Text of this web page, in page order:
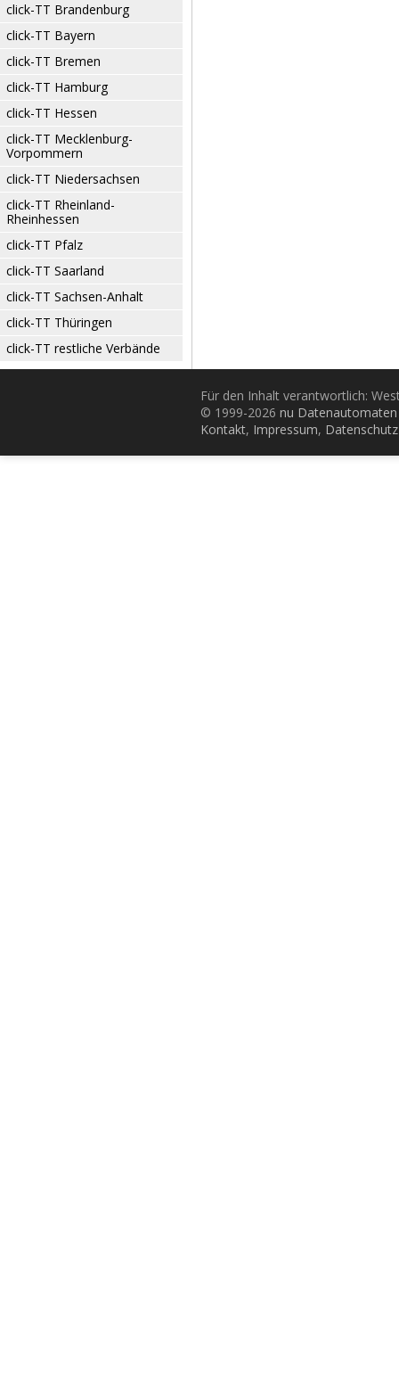
click-TT Brandenburg
click-TT Bayern
click-TT Bremen
click-TT Hamburg
click-TT Hessen
click-TT Mecklenburg-
Vorpommern
click-TT Niedersachsen
click-TT Rheinland-
Rheinhessen
click-TT Pfalz
click-TT Saarland
click-TT Sachsen-Anhalt
click-TT Thüringen
click-TT restliche Verbände
Für den Inhalt verantwortlich:
© 1999-2026 nu
Kontakt, Impressum, Datenschutz